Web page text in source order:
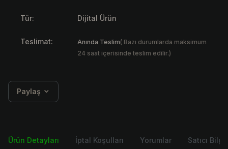
Tür: Dijital Ürün
Teslimat: Anında Teslim( Bazı durumlarda maksimum
24 saat içerisinde teslim edilir.)
Paylaş
Ürün Detayları İptal Koşulları Yorumlar Satıcı